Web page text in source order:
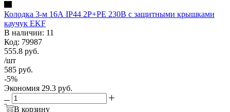
Колодка 3-м 16А IP44 2P+PE 230В с защитными крышками
каучук EKF
В наличии: 11
Код: 79987
555.8 руб.
/шт
585 руб.
-5%
Экономия 29.3 руб.
В корзину